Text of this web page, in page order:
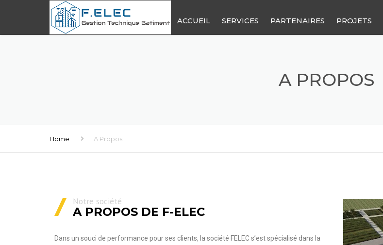
ACCUEIL SERVICES PARTENAIRES PROJETS
A PROPOS
Home A Propos
Notre société
A PROPOS DE F-ELEC
Dans un souci de performance pour ses clients, la société FELEC s’est spécialisé dans la